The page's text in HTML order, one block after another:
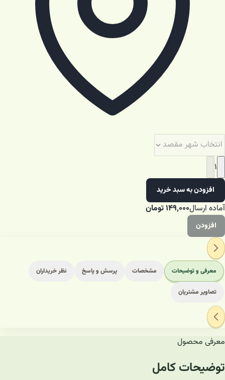
۱
افزودن به سبد خرید
آماده ارسال۱۴۹٬۰۰۰تومان
افزودن
معرفی و توضیحات مشخصات پرسش و پاسخ نظر خریداران
تصاویر مشتریان
معرفی محصول
توضیحات کامل